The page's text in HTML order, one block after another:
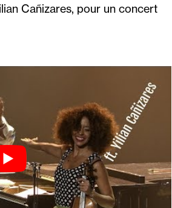
Cañizares, pour un concert